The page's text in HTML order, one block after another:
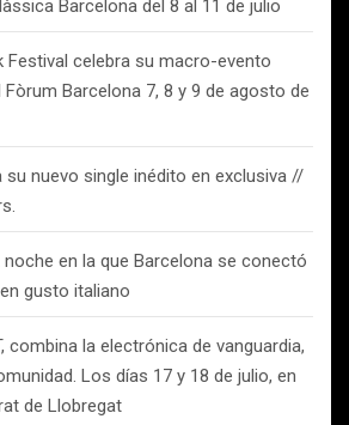
Barcelona del 8 al 11 de julio
Festival celebra su macro-evento
Fòrum Barcelona 7, 8 y 9 de agosto de
su nuevo single inédito en exclusiva //
en la que Barcelona se conectó
gusto italiano
combina la electrónica de vanguardia,
Los días 17 y 18 de julio, en
de Llobregat